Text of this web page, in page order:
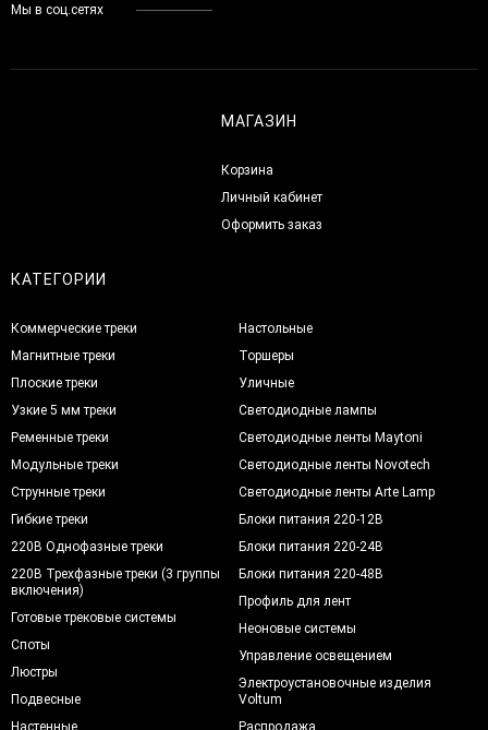
Мы в соц.сетях
МАГАЗИН
Корзина
Личный кабинет
Оформить заказ
КАТЕГОРИИ
Коммерческие треки
Магнитные треки
Плоские треки
Узкие 5 мм треки
Ременные треки
Модульные треки
Струнные треки
Гибкие треки
220В Однофазные треки
220В Трехфазные треки (3 группы
включения)
Готовые трековые системы
Споты
Люстры
Подвесные
Настенные
Настольные
Торшеры
Уличные
Светодиодные лампы
Светодиодные ленты Maytoni
Светодиодные ленты Novotech
Светодиодные ленты Arte Lamp
Блоки питания 220-12В
Блоки питания 220-24В
Блоки питания 220-48В
Профиль для лент
Неоновые системы
Управление освещением
Электроустановочные изделия
Voltum
Распродажа